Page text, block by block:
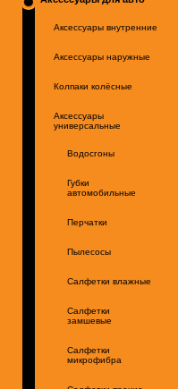
Аксессуары внутренние
Аксессуары наружные
Колпаки колёсные
Аксессуары
универсальные
Водосгоны
Губки
автомобильные
Перчатки
Пылесосы
Салфетки влажные
Салфетки
замшевые
Салфетки
микрофибра